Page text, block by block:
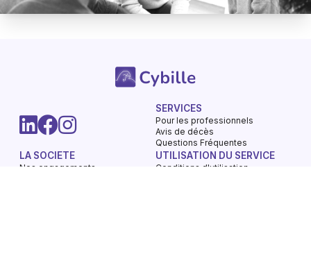
Mémorial
-
SERVICES
Pour les professionnels
Avis de décès
Questions Fréquentes
LA SOCIETE
Nos engagements
UTILISATION DU SERVICE
Conditions d'utilisation